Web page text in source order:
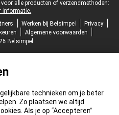
alle producten of verzendmethoden:
informatie.
Werken bij Belsimpel
Privacy
Algemene voorwaarden
Belsimpel
technieken om je beter
Zo plaatsen we altijd
Als je op “Accepteren”